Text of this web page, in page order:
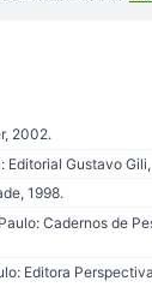
2002.
Editorial Gustavo
1998.
Cadernos de
Editora